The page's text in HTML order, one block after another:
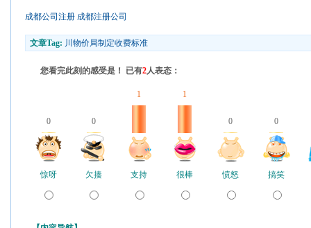
成都公司注册 成都注册公司
文章Tag: 川物价局制定收费标准
您看完此刻的感受是！ 已有2人表态：
0 0
1 1
0 0
惊呀 欠揍 支持 很棒 愤怒 搞笑